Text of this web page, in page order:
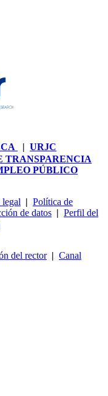
| URJC
TRANSPARENCIA
PÚBLICO
| Política de
de datos | Perfil del
del rector| Canal